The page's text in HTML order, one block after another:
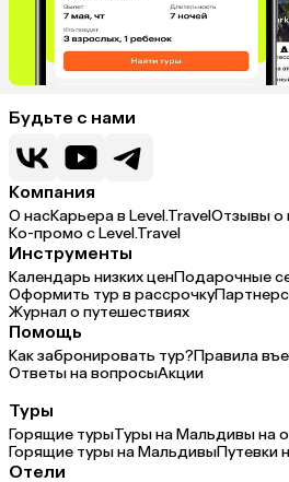
Будьте с нами
Компания
О насКарьера в Level.TravelОтзывы о
Ко-промо с Level.Travel
Инструменты
Календарь низких ценПодарочные
Оформить тур в рассрочку
Журнал о путешествиях
Помощь
Как забронировать тур?Правила
Ответы на вопросыАкции
Туры
Горящие турыТуры на Мальдивы на
Горящие туры на МальдивыПутевки
Отели